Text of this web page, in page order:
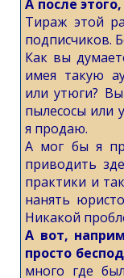
А после
Тираж этой
подписчиков.
Как вы
имея такую
или утюги?
пылесосы или
я продаю.
А мог бы я
приводить
практики и
нанять
Никакой
А вот,
просто
много где